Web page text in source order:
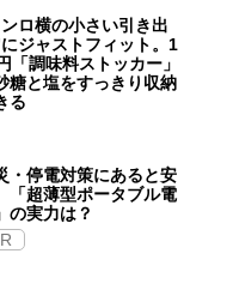
ロ横の小さい引き出
にジャストフィット。1
「調味料ストッカー」
糖と塩をすっきり収納
る
・停電対策にあると安
「超薄型ポータブル電
の実力は？​